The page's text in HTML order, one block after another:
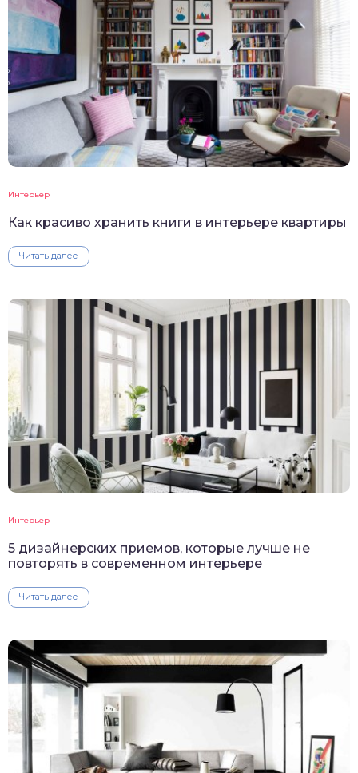
Интерьер
Как красиво хранить книги в интерьере квартиры
Читать далее
Интерьер
5 дизайнерских приемов, которые лучше не
повторять в современном интерьере
Читать далее